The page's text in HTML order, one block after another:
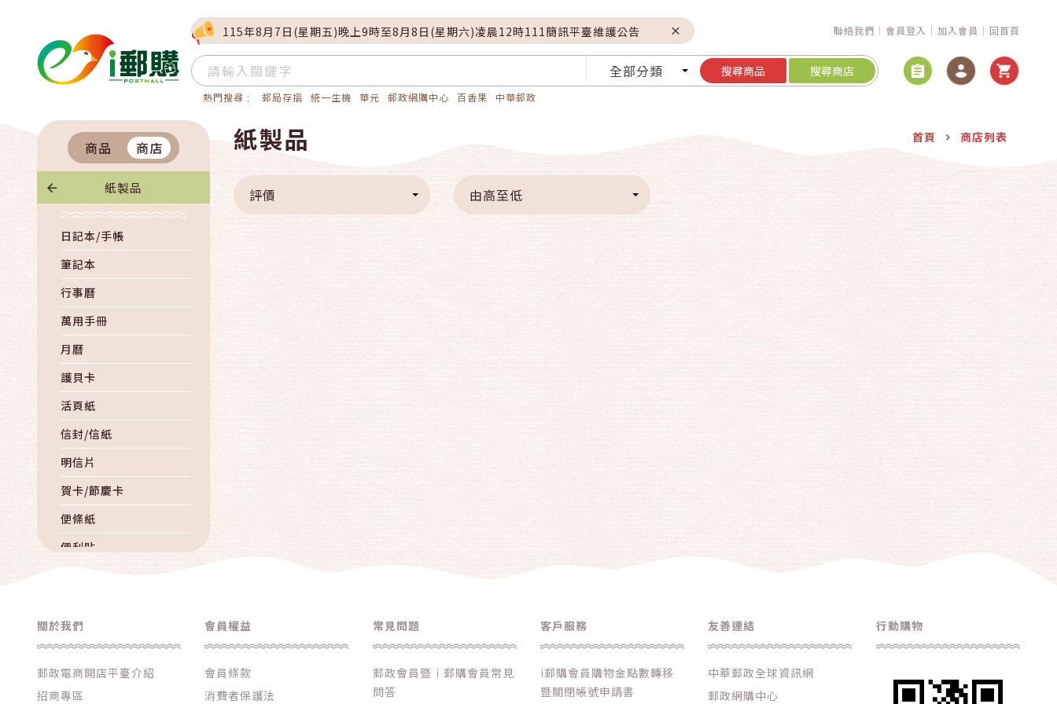
115年8月7日(星期五)晚上9時至8月8日(星期六)凌晨12時111簡訊平臺維護公告 聯絡我們 會員登入 加入會員 回首頁
全部分類 搜尋商品 搜尋商店
熱門搜尋 : 郵局存摺 統一生機 華元 郵政網購中心 百香果 中華郵政
商品 商店
紙製品
日記本/手帳
筆記本
行事曆
萬用手冊
月曆
護貝卡
活頁紙
信封/信紙
明信片
賀卡/節慶卡
便條紙
便利貼
貼紙
海報
紙製品 首頁 商店列表
評價 由高至低
關於我們
郵政電商開店平臺介紹
招商專區
會員權益
會員條款
消費者保護法
常見問題
郵政會員暨ｉ郵購會員常見
問答
客戶服務
i郵購會員購物金點數轉移
暨關閉帳號申請書
友善連結
中華郵政全球資訊網
郵政網購中心
行動購物